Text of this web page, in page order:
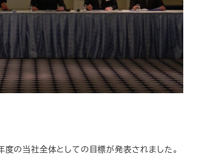
の当社全体としての目標が発表されました。